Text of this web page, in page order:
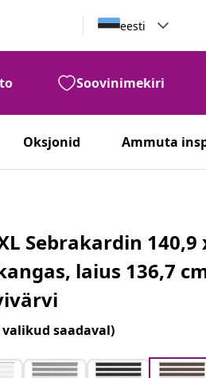
eesti
Soovinimekiri
Oksjonid Ammuta
Sebrakardin 140,9
laius 136,7
valikud saadaval)